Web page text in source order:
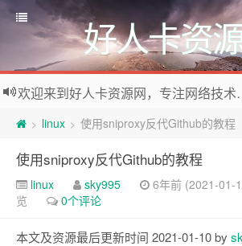
好人卡资
欢迎来到好人卡资源网，专注网络
> linux > 使用sniproxy反代Github的教程
使用sniproxy反代Github的教程
linux sky995 6年前 (2021-01-
览
0个评论
本文及资源最后更新时间 2021-01-10 by